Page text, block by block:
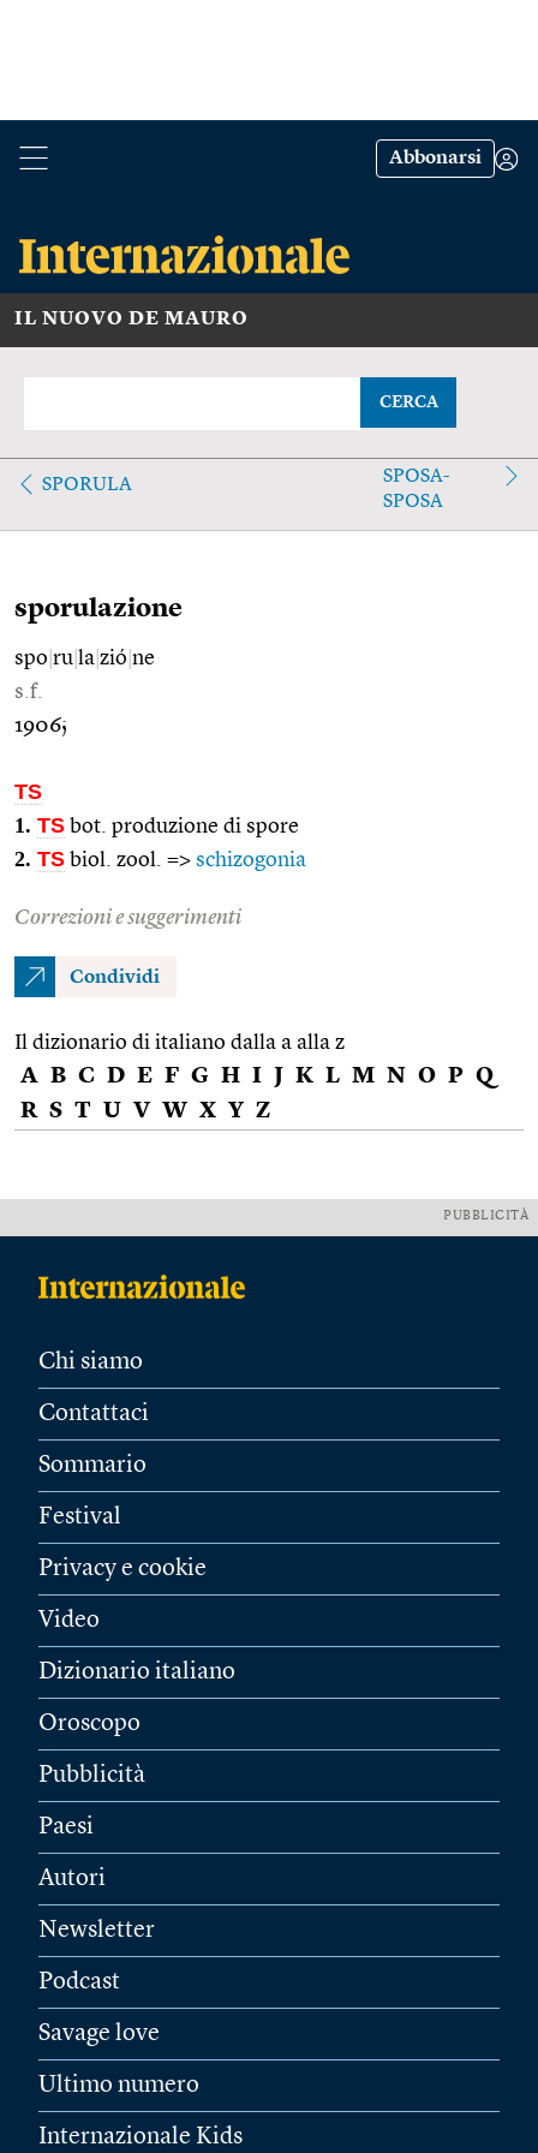
Abbonarsi
IL NUOVO DE MAURO
CERCA
SPORULA
SPOSA-
SPOSA
sporulazione
spo ru la zió ne
s.f.
1906;
TS
1. TS bot. produzione di spore
2. TS biol. zool. => schizogonia
Correzioni e suggerimenti
Condividi
Il dizionario di italiano dalla a alla z
A B C D E F G H I J K L M N O P Q
R S T U V W X Y Z
PUBBLICITÀ
Chi siamo
Contattaci
Sommario
Festival
Privacy e cookie
Video
Dizionario italiano
Oroscopo
Pubblicità
Paesi
Autori
Newsletter
Podcast
Savage love
Ultimo numero
Internazionale Kids